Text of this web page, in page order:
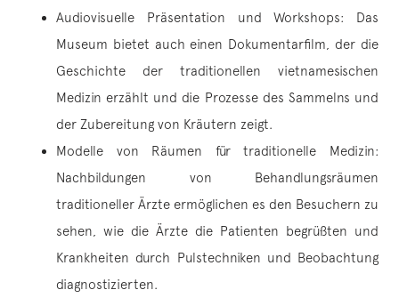
Audiovisuelle Präsentation und Workshops: Das
Museum bietet auch einen Dokumentarfilm, der die
Geschichte der traditionellen vietnamesischen
Medizin erzählt und die Prozesse des Sammelns und
der Zubereitung von Kräutern zeigt.
Modelle von Räumen für traditionelle Medizin:
Nachbildungen von Behandlungsräumen
traditioneller Ärzte ermöglichen es den Besuchern zu
sehen, wie die Ärzte die Patienten begrüßten und
Krankheiten durch Pulstechniken und Beobachtung
diagnostizierten.